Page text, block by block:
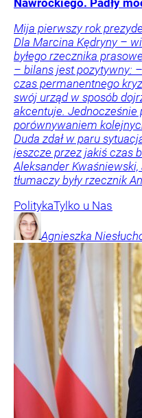
Nawrockiego. Padły
Mija pierwszy rok
Dla Marcina Kędryny –
byłego rzecznika
– bilans jest pozytywny:
czas permanentnego
swój urząd w sposób
akcentuje. Jednocześnie
porównywaniem
Duda zdał w paru
jeszcze przez jakiś czas
Aleksander
tłumaczy były rzecznik
PolitykaTylko u Nas
Agnieszka